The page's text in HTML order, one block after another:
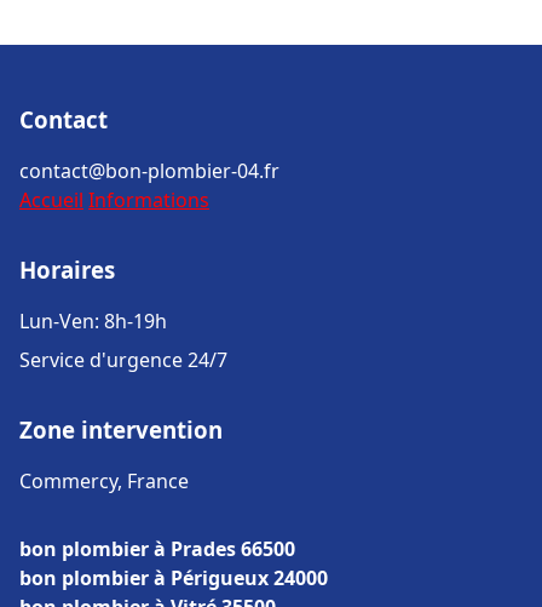
Contact
contact@bon-plombier-04.fr
Accueil Informations
Horaires
Lun-Ven: 8h-19h
Service d'urgence 24/7
Zone intervention
Commercy, France
bon plombier à Prades 66500
bon plombier à Périgueux 24000